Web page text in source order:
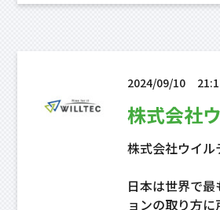
2024/09/10
株式会社
株式会社ウイル
日本は世界で
ョンの取り方に